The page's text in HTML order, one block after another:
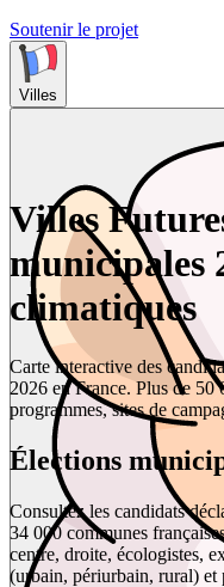
Soutenir le projet
Villes
Villes
municipales
climatiques
Carte interactive des
2026 en France. Plus de 50
programmes, sites de
Élections
Consultez les candidats
34 000 communes
centre, droite, écologistes,
(urbain, périurbain, rural) et